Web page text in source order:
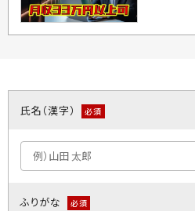
氏名（漢字） 必須
ふりがな 必須